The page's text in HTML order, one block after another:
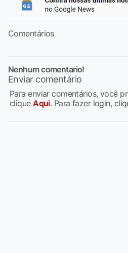
Comentários
Nenhum comentario!
Enviar comentário
Para enviar comentários, você
cliqueAqui. Para fazer login,